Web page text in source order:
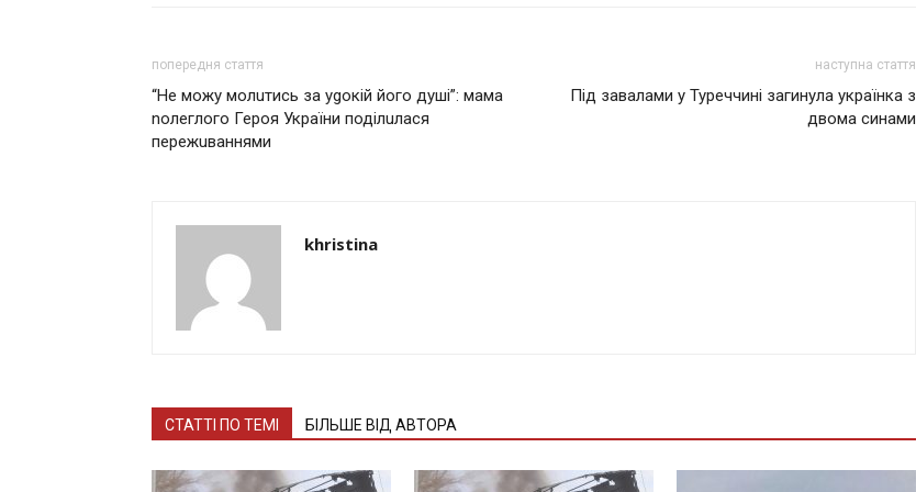
попередня стаття
“Не можу молuтись за уgокій його душі”: мама
nолеглого Героя України поділuлася
пережuваннями
наступна стаття
Під завалами у Туреччині загинула українка з
двома синами
khristina
СТАТТІ ПО ТЕМІ БІЛЬШЕ ВІД АВТОРА